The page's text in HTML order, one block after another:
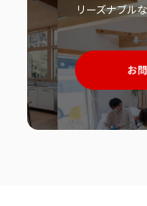
リーズナブル